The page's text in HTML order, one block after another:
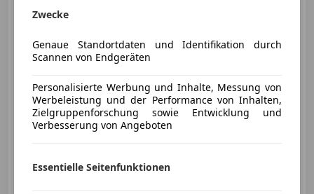
€ 16 990
Zwecke
Genaue Standortdaten und Identifikation durch
Scannen von Endgeräten
Personalisierte Werbung und Inhalte, Messung von
Werbeleistung und der Performance von Inhalten,
Zielgruppenforschung sowie Entwicklung und
Verbesserung von Angeboten
Essentielle Seitenfunktionen